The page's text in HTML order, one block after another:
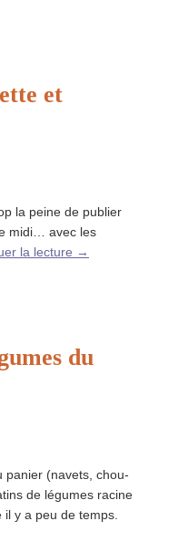
et
la peine de publier
midi… avec les
la lecture →
du
panier (navets, chou-
de légumes racine
y a peu de temps.